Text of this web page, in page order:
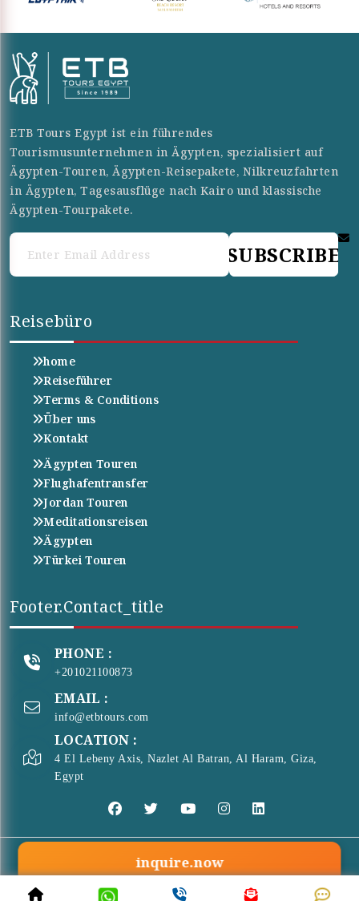
ETB Tours Egypt ist ein führendes
Tourismusunternehmen in Ägypten, spezialisiert auf
Ägypten-Touren, Ägypten-Reisepakete, Nilkreuzfahrten
in Ägypten, Tagesausflüge nach Kairo und klassische
Ägypten-Tourpakete.
SUBSCRIBE
Reisebüro
home
Reiseführer
Terms & Conditions
Über uns
Kontakt
Ägypten Touren
Flughafentransfer
Jordan Touren
Meditationsreisen
Ägypten
Türkei Touren
Footer.contact_title
PHONE :
+201021100873
EMAIL :
info@etbtours.com
LOCATION :
4 El Lebeny Axis, Nazlet Al Batran, Al Haram, Giza,
Egypt
inquire.now